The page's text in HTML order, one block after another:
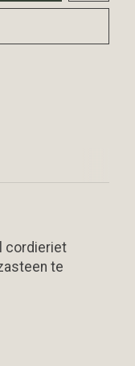
cordieriet
te